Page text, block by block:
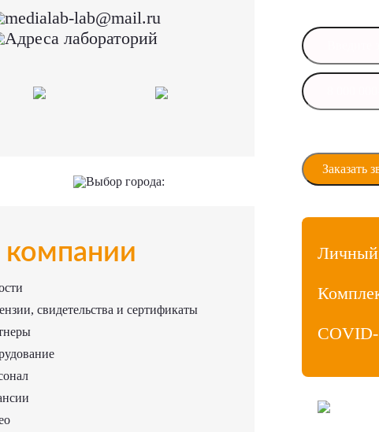
medialab-lab@mail.ru
Адреса лабораторий
Выбор города:
свидетельства и сертификаты
Личный